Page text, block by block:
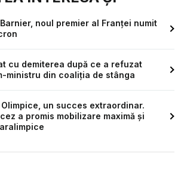
noul premier al Franței numit
cu demiterea după ce a refuzat
ministru din coaliția de stânga
un succes extraordinar.
a promis mobilizare maximă și